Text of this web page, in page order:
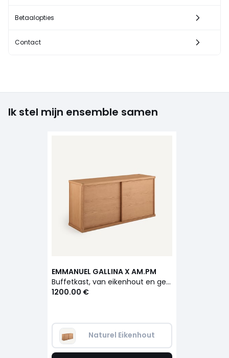
Betaalopties
Contact
Ik stel mijn ensemble samen
EMMANUEL GALLINA X AM.PM
Buffetkast, van eikenhout en gefineerd, IÉNA
1200.00 €
Naturel Eikenhout